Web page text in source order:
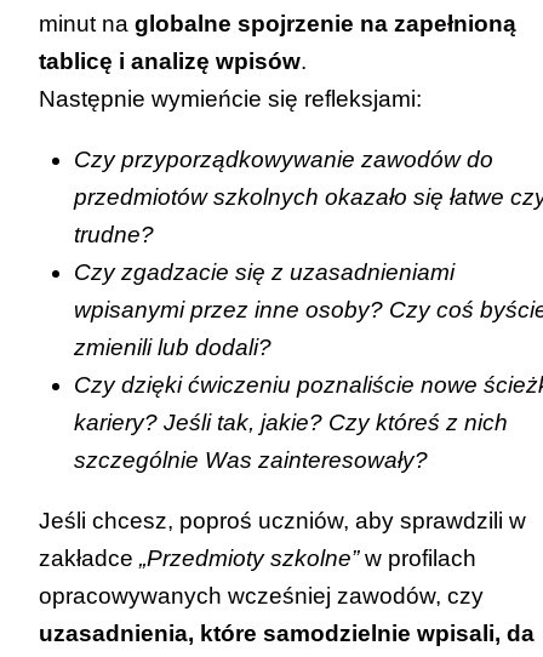
minut na globalne spojrzenie na zapełnioną
tablicę i analizę wpisów.
Następnie wymieńcie się refleksjami:
Czy przyporządkowywanie zawodów do
przedmiotów szkolnych okazało się łatwe
trudne?
Czy zgadzacie się z uzasadnieniami
wpisanymi przez inne osoby? Czy coś
zmienili lub dodali?
Czy dzięki ćwiczeniu poznaliście nowe
kariery? Jeśli tak, jakie? Czy któreś z nich
szczególnie Was zainteresowały?
Jeśli chcesz, poproś uczniów, aby sprawdzili w
zakładce „Przedmioty szkolne”w profilach
opracowywanych wcześniej zawodów, czy
uzasadnienia, które samodzielnie wpisali, da